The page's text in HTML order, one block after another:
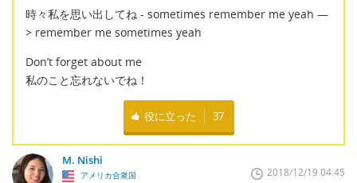
時々私を思い出してね - sometimes remember me yeah —
> remember me sometimes yeah
Don’t forget about me
私のこと忘れないでね！
役に立った 37
M. Nishi
アメリカ合衆国 2018/12/19 04:45